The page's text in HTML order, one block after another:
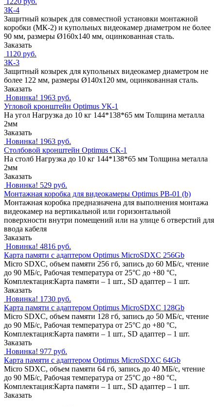
ЗК-4
Защитный козырек для совместной установки монтажной
коробки (МК-2) и купольных видеокамер диаметром не более
90 мм, размеры Ø160х140 мм, оцинкованная сталь.
Заказать
1120 руб.
ЗК-3
Защитный козырек для купольных видеокамер диаметром не
более 122 мм, размеры Ø140х120 мм, оцинкованная сталь.
Заказать
Новинка! 1963 руб.
Угловой кронштейн Optimus УК-1
На угол Нагрузка до 10 кг 144*138*65 мм Толщина металла
2мм
Заказать
Новинка! 1963 руб.
Столбовой кронштейн Optimus СК-1
На столб Нагрузка до 10 кг 144*138*65 мм Толщина металла
2мм
Заказать
Новинка! 529 руб.
Монтажная коробка для видеокамеры Optimus PB-01 (b)
Монтажная коробка предназначена для выполнения монтажа
видеокамер на вертикальной или горизонтальной
поверхности внутри помещений или на улице 6 отверстий для
ввода кабеля
Заказать
Новинка! 4816 руб.
Карта памяти с адаптером Optimus MicroSDXC 256Gb
Micro SDXC, объем памяти 256 гб, запись до 60 МБ/с, чтение
до 90 МБ/с, Рабочая температура от 25°C до +80 °C,
Комплектация:Карта памяти – 1 шт., SD адаптер – 1 шт.
Заказать
Новинка! 1730 руб.
Карта памяти с адаптером Optimus MicroSDXC 128Gb
Micro SDXC, объем памяти 128 гб, запись до 50 МБ/с, чтение
до 90 МБ/с, Рабочая температура от 25°C до +80 °C,
Комплектация:Карта памяти – 1 шт., SD адаптер – 1 шт.
Заказать
Новинка! 977 руб.
Карта памяти с адаптером Optimus MicroSDXC 64Gb
Micro SDXC, объем памяти 64 гб, запись до 40 МБ/с, чтение
до 90 МБ/с, Рабочая температура от 25°C до +80 °C,
Комплектация:Карта памяти – 1 шт., SD адаптер – 1 шт.
Заказать